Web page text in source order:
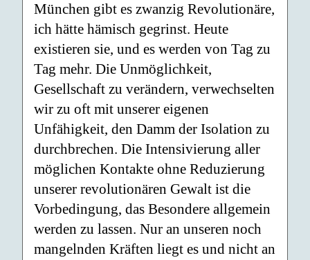
München gibt es zwanzig Revolutionäre,
ich hätte hämisch gegrinst. Heute
existieren sie, und es werden von Tag zu
Tag mehr. Die Unmöglichkeit,
Gesellschaft zu verändern, verwechselten
wir zu oft mit unserer eigenen
Unfähigkeit, den Damm der Isolation zu
durchbrechen. Die Intensivierung aller
möglichen Kontakte ohne Reduzierung
unserer revolutionären Gewalt ist die
Vorbedingung, das Besondere allgemein
werden zu lassen. Nur an unseren noch
mangelnden Kräften liegt es und nicht an